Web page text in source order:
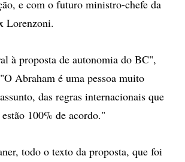
e com o futuro ministro-chefe da
Lorenzoni.
à proposta de autonomia do BC",
Abraham é uma pessoa muito
das regras internacionais que
100% de acordo."
todo o texto da proposta, que foi